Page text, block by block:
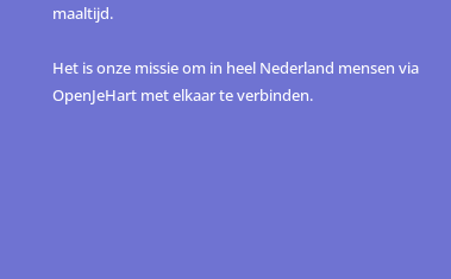
maaltijd.
Het is onze missie om in heel Nederland mensen via
OpenJeHart met elkaar te verbinden.